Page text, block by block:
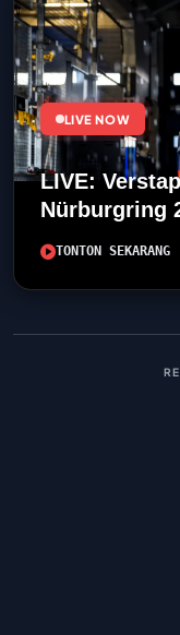
LIVE NOW
LIVE:
Nürburgring
TONTON SEKARANG